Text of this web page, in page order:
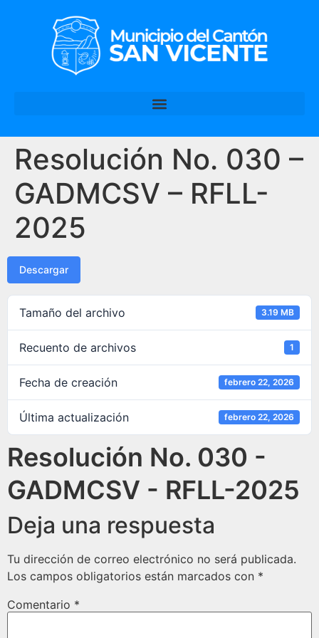
Resolución No. 030 –
GADMCSV – RFLL-
2025
Descargar
Tamaño del archivo 3.19 MB
Recuento de archivos 1
Fecha de creación febrero 22, 2026
Última actualización febrero 22, 2026
Resolución No. 030 -
GADMCSV - RFLL-2025
Deja una respuesta
Tu dirección de correo electrónico no será publicada.
Los campos obligatorios están marcados con *
Comentario *